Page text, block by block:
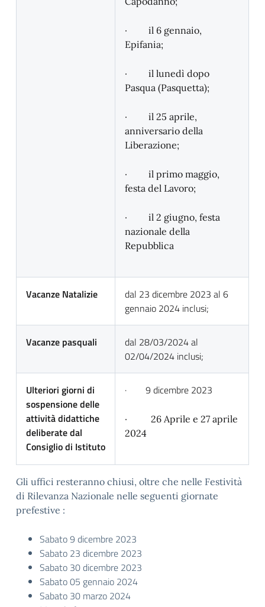
· il 6 gennaio,
Epifania;
· il lunedì dopo
Pasqua (Pasquetta);
· il 25 aprile,
anniversario della
Liberazione;
· il primo maggio,
festa del Lavoro;
· il 2 giugno, festa
nazionale della
Repubblica
Vacanze Natalizie
dal 23 dicembre 2023 al 6
gennaio 2024 inclusi;
Vacanze pasquali
dal 28/03/2024 al
02/04/2024 inclusi;
Ulteriori giorni di
sospensione delle
attività didattiche
deliberate dal
Consiglio di Istituto
· 9 dicembre 2023
· 26 Aprile e 27 aprile
2024
Gli uffici resteranno chiusi, oltre che nelle Festività
di Rilevanza Nazionale nelle seguenti giornate
prefestive :
Sabato 9 dicembre 2023
Sabato 23 dicembre 2023
Sabato 30 dicembre 2023
Sabato 05 gennaio 2024
Sabato 30 marzo 2024